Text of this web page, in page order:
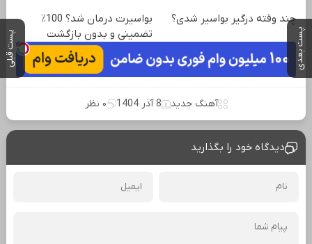
پست بعدی پست قبلی
چند وقته درگیر بواسیر شدی؟
بواسیرت درمان شد؟ 100٪
تضمینی و بدون بازگشت
آهنگ جدید 8 آذر 1404 ۰ نظر
دیدگاه خود را بگذارید